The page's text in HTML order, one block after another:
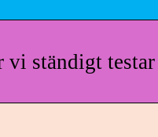
vi ständigt